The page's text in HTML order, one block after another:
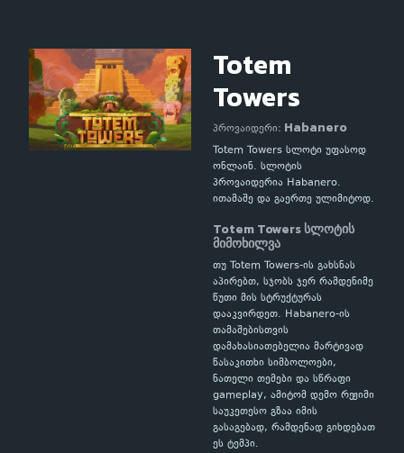
Totem
Towers
პროვაიდერი: Habanero
Totem Towers სლოტი უფასოდ
ონლაინ. სლოტის
პროვაიდერია Habanero.
ითამაშე და გაერთე ულიმიტოდ.
Totem Towers სლოტის
მიმოხილვა
თუ Totem Towers-ის გახსნას
აპირებთ, სჯობს ჯერ რამდენიმე
წუთი მის სტრუქტურას
დააკვირდეთ. Habanero-ის
თამაშებისთვის
დამახასიათებელია მარტივად
წასაკითხი სიმბოლოები,
ნათელი თემები და სწრაფი
gameplay, ამიტომ დემო რეჟიმი
საუკეთესო გზაა იმის
გასაგებად, რამდენად გიხდებათ
ეს ტემპი.